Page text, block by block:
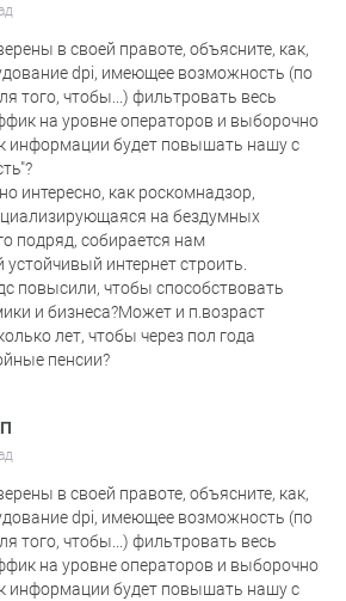
в своей правоте, объясните, как,
dpi, имеющее возможность (по
того, чтобы...) фильтровать весь
на уровне операторов и выборочно
информации будет повышать нашу с
интересно, как роскомнадзор,
на бездумных
подряд, собирается нам
интернет строить.
повысили, чтобы способствовать
и бизнеса?Может и п.возраст
лет, чтобы через пол года
пенсии?
в своей правоте, объясните, как,
dpi, имеющее возможность (по
того, чтобы...) фильтровать весь
на уровне операторов и выборочно
информации будет повышать нашу с